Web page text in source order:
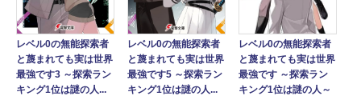
レベル0の無能探索者
と蔑まれても実は世界
最強です3 ～探索ラン
キング1位は謎の人...
レベル0の無能探索者
と蔑まれても実は世界
最強です5 ～探索ラン
キング1位は謎の人...
レベル0の無能探索者
と蔑まれても実は世界
最強です ～探索ラン
キング1位は謎の人～